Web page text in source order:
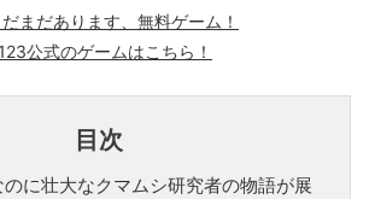
だまだあります、無料ゲーム！
公式のゲームはこちら！
目次
のに壮大なクマムシ研究者の物語が展